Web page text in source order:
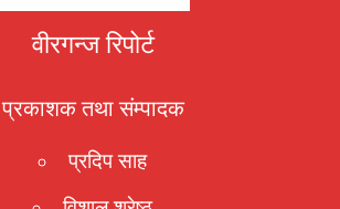
वीरगन्ज रिपोर्ट
प्रकाशक तथा संम्पादक
प्रदिप साह